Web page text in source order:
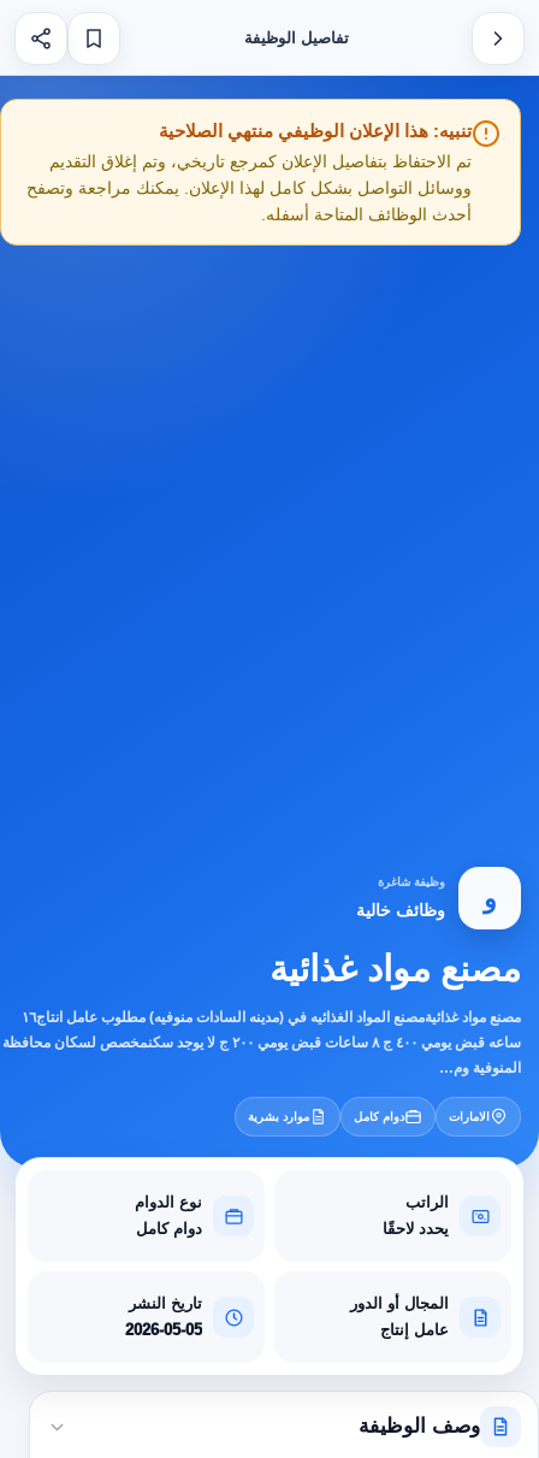
تفاصيل الوظيفة
تنبيه: هذا الإعلان الوظيفي منتهي الصلاحية
تم الاحتفاظ بتفاصيل الإعلان كمرجع تاريخي، وتم إغلاق التقديم
ووسائل التواصل بشكل كامل لهذا الإعلان. يمكنك مراجعة وتصفح
أحدث الوظائف المتاحة أسفله.
و
وظيفة شاغرة
وظائف خالية
مصنع مواد غذائية
مصنع مواد غذائيةمصنع المواد الغذائيه في (مدينه السادات منوفيه) مطلوب عامل انتاج١٦
ساعه قبض يومي ٤٠٠ ج ٨ ساعات قبض يومي ٢٠٠ ج لا يوجد سكنمخصص لسكان محافظة
المنوفية وم…
الامارات دوام كامل موارد بشرية
الراتب
يحدد لاحقًا
نوع الدوام
دوام كامل
المجال أو الدور
عامل إنتاج
تاريخ النشر
2026-05-05
وصف الوظيفة